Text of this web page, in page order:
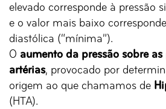
elevado corresponde à pressão
e o valor mais baixo
diastólica (“mínima”).
O aumento da pressão sobre as
artérias, provocado por
origem ao que chamamos de
(HTA).